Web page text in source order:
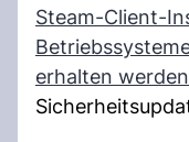
Steam-Client-
erhalten werden